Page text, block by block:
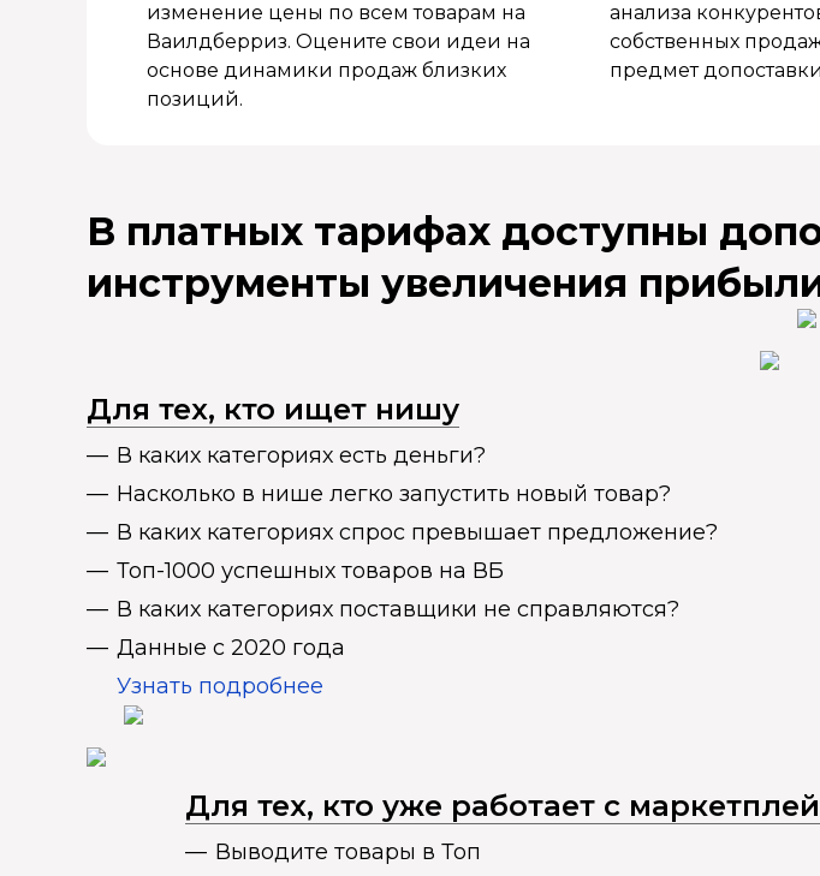
изменение цены по всем товарам на
Ваилдберриз. Оцените свои идеи на
основе динамики продаж близких
позиций.
анализа
собственных
предмет
В платных тарифах доступны
инструменты увеличения
Для тех, кто ищет нишу
В каких категориях есть деньги?
Насколько в нише легко запустить новый товар?
В каких категориях спрос превышает предложение?
Топ-1000 успешных товаров на ВБ
В каких категориях поставщики не справляются?
Данные с 2020 года
Узнать подробнее
Для тех, кто уже работает с
Выводите товары в Топ